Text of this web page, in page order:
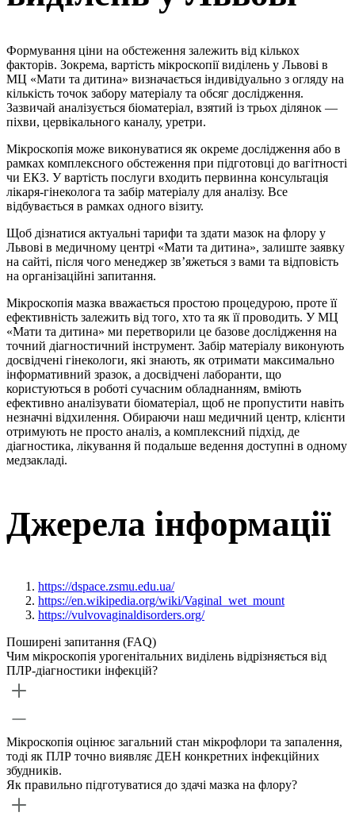
Формування ціни на обстеження залежить від кількох
факторів. Зокрема, вартість мікроскопії виділень у Львові в
МЦ «Мати та дитина» визначається індивідуально з огляду на
кількість точок забору матеріалу та обсяг дослідження.
Зазвичай аналізується біоматеріал, взятий із трьох ділянок —
піхви, цервікального каналу, уретри.
Мікроскопія може виконуватися як окреме дослідження або в
рамках комплексного обстеження при підготовці до вагітності
чи ЕКЗ. У вартість послуги входить первинна консультація
лікаря-гінеколога та забір матеріалу для аналізу. Все
відбувається в рамках одного візиту.
Щоб дізнатися актуальні тарифи та здати мазок на флору у
Львові в медичному центрі «Мати та дитина», залиште заявку
на сайті, після чого менеджер зв’яжеться з вами та відповість
на організаційні запитання.
Мікроскопія мазка вважається простою процедурою, проте її
ефективність залежить від того, хто та як її проводить. У МЦ
«Мати та дитина» ми перетворили це базове дослідження на
точний діагностичний інструмент. Забір матеріалу виконують
досвідчені гінекологи, які знають, як отримати максимально
інформативний зразок, а досвідчені лаборанти, що
користуються в роботі сучасним обладнанням, вміють
ефективно аналізувати біоматеріал, щоб не пропустити навіть
незначні відхилення. Обираючи наш медичний центр, клієнти
отримують не просто аналіз, а комплексний підхід, де
діагностика, лікування й подальше ведення доступні в одному
медзакладі.
Джерела інформації
https://dspace.zsmu.edu.ua/
https://en.wikipedia.org/wiki/Vaginal_wet_mount
https://vulvovaginaldisorders.org/
Поширені запитання (FAQ)
Чим мікроскопія урогенітальних виділень відрізняється від
ПЛР-діагностики інфекцій?
Мікроскопія оцінює загальний стан мікрофлори та запалення,
тоді як ПЛР точно виявляє ДЕН конкретних інфекційних
збудників.
Як правильно підготуватися до здачі мазка на флору?